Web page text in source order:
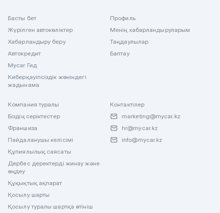
Басты бет
Жүрілген автокөліктер
Хабарландыру беру
Автокредит
Mycar Гид
Киберқауіпсіздік жөніндегі
жадынама
Профиль
Менің хабарландыруларым
Таңдаулылар
Баптау
Компания туралы
Біздің серіктестер
Франшиза
Пайдаланушы келісімі
Құпиялылық саясаты
Дербес деректерді жинау және
өңдеу
Құқықтық ақпарат
Қосылу шарты
Қосылу туралы шартқа өтініш
Контактілер
marketing@mycar.kz
hr@mycar.kz
info@mycar.kz